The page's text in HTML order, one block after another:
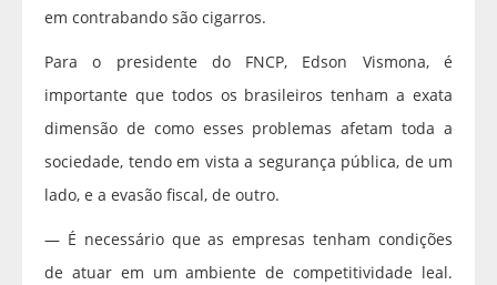
em contrabando são cigarros.
Para o presidente do FNCP, Edson Vismona, é
importante que todos os brasileiros tenham a exata
dimensão de como esses problemas afetam toda a
sociedade, tendo em vista a segurança pública, de um
lado, e a evasão fiscal, de outro.
— É necessário que as empresas tenham condições
de atuar em um ambiente de competitividade leal.